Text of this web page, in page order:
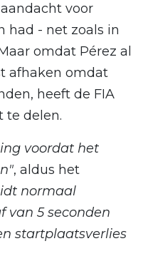
voor
had - net zoals in
omdat Pérez al
afhaken omdat
heeft de FIA
te delen.
voordat het
, aldus het
normaal
van 5 seconden
startplaatsverlies